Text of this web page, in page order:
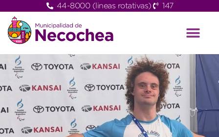
44-8000 (lineas rotativas) 147